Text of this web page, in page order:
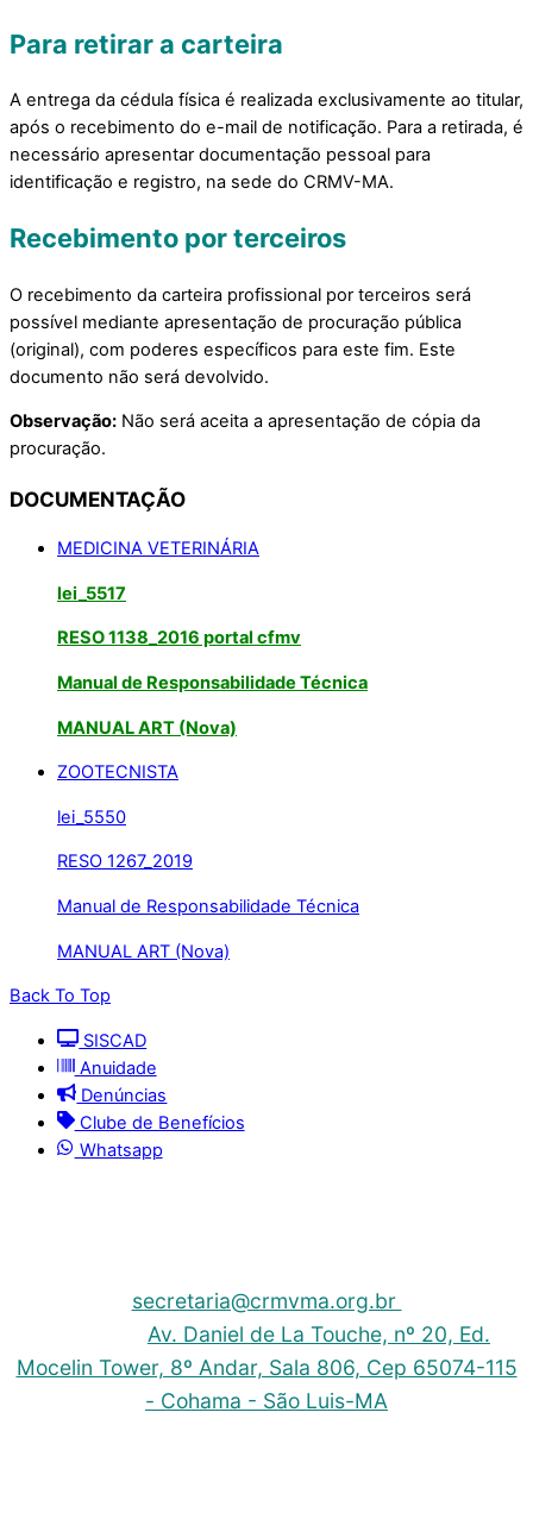
Para retirar a carteira
A entrega da cédula física é realizada exclusivamente ao titular,
após o recebimento do e-mail de notificação. Para a retirada, é
necessário apresentar documentação pessoal para
identificação e registro, na sede do CRMV-MA.
Recebimento por terceiros
O recebimento da carteira profissional por terceiros será
possível mediante apresentação de procuração pública
(original), com poderes específicos para este fim. Este
documento não será devolvido.
Observação: Não será aceita a apresentação de cópia da
procuração.
DOCUMENTAÇÃO
MEDICINA VETERINÁRIA
lei_5517
RESO 1138_2016 portal cfmv
Manual de Responsabilidade Técnica
MANUAL ART (Nova)
ZOOTECNISTA
lei_5550
RESO 1267_2019
Manual de Responsabilidade Técnica
MANUAL ART (Nova)
Back To Top
SISCAD
Anuidade
Denúncias
Clube de Benefícios
Whatsapp
secretaria@crmvma.org.br
Av. Daniel de La Touche, nº 20, Ed.
Mocelin Tower, 8º Andar, Sala 806, Cep 65074-115
- Cohama - São Luis-MA